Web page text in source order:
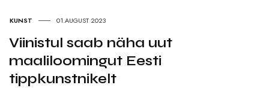
KUNST 01.AUGUST 2023
Viinistul saab näha uut
maaliloomingut Eesti
tippkunstnikelt